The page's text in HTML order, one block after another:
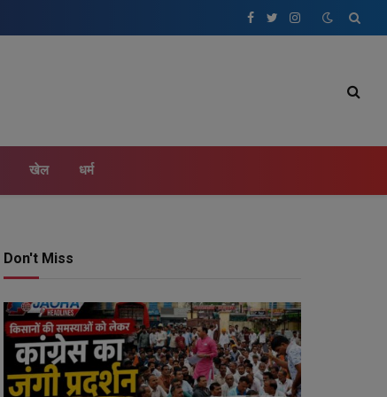
Facebook
TwitterInstagram
खेल धर्म
Don't Miss